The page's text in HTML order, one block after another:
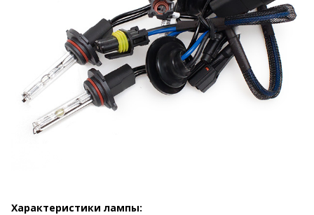
Характеристики лампы: